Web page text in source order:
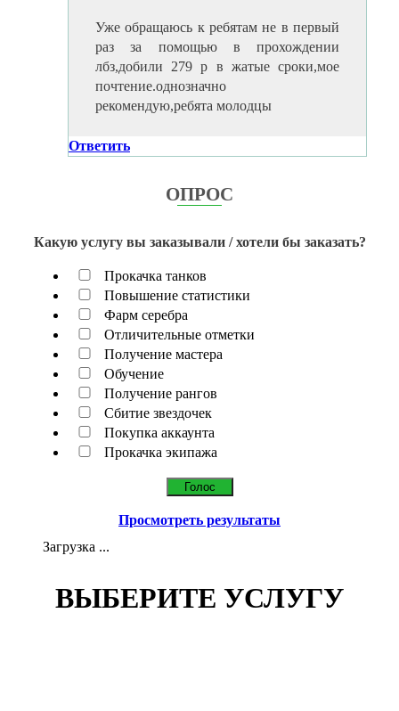
Уже обращаюсь к ребятам не в первый
раз за помощью в прохождении
лбз,добили 279 р в жатые сроки,мое
почтение.однозначно
рекомендую,ребята молодцы
Ответить
ОПРОС
Какую услугу вы заказывали / хотели бы заказать?
Прокачка танков
Повышение статистики
Фарм серебра
Отличительные отметки
Получение мастера
Обучение
Получение рангов
Сбитие звездочек
Покупка аккаунта
Прокачка экипажа
Просмотреть результаты
Загрузка ...
ВЫБЕРИТЕ УСЛУГУ